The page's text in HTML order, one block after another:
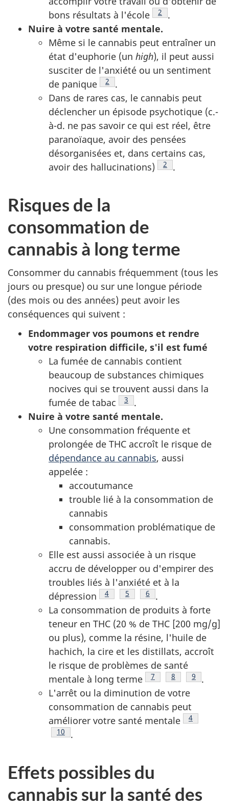
bons résultats à l'école
Note de bas de page
2
.
Nuire à votre santé mentale.
Même si le cannabis peut entraîner un
état d'euphorie (un high), il peut aussi
susciter de l'anxiété ou un sentiment
de panique
Note de bas de page
2
.
Dans de rares cas, le cannabis peut
déclencher un épisode psychotique (c.-
à-d. ne pas savoir ce qui est réel, être
paranoïaque, avoir des pensées
désorganisées et, dans certains cas,
avoir des hallucinations)
Note de bas de
2 .
Risques de la
consommation de
cannabis à long terme
Consommer du cannabis fréquemment (tous les
jours ou presque) ou sur une longue période
(des mois ou des années) peut avoir les
conséquences qui suivent :
Endommager vos poumons et rendre
votre respiration difficile, s'il est fumé
La fumée de cannabis contient
beaucoup de substances chimiques
nocives qui se trouvent aussi dans la
fumée de tabac
Note de bas de page
3
.
Nuire à votre santé mentale.
Une consommation fréquente et
prolongée de THC accroît le risque de
dépendance au cannabis, aussi
appelée :
accoutumance
trouble lié à la consommation de
cannabis
consommation problématique de
cannabis.
Elle est aussi associée à un risque
accru de développer ou d'empirer des
troubles liés à l'anxiété et à la
dépression
Note de bas de page
4 Note de bas de page
5 Note de bas de page
6
.
La consommation de produits à forte
teneur en THC (20 % de THC [200 mg/g]
ou plus), comme la résine, l'huile de
hachich, la cire et les distillats, accroît
le risque de problèmes de santé
mentale à long terme
Note de bas de page
7 Note de bas de
8 Note de
9
.
L'arrêt ou la diminution de votre
consommation de cannabis peut
améliorer votre santé mentale
Note de
4
Note de bas de page
10 .
Effets possibles du
cannabis sur la santé des